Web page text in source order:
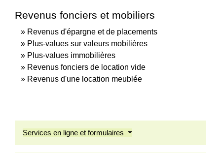
Revenus fonciers et mobiliers
Revenus d'épargne et de placements
Plus-values sur valeurs mobilières
Plus-values immobilières
Revenus fonciers de location vide
Revenus d'une location meublée
Services en ligne et formulaires